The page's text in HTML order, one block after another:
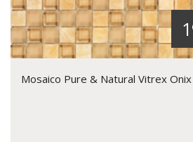
Mosaico Pure & Natural Vitrex